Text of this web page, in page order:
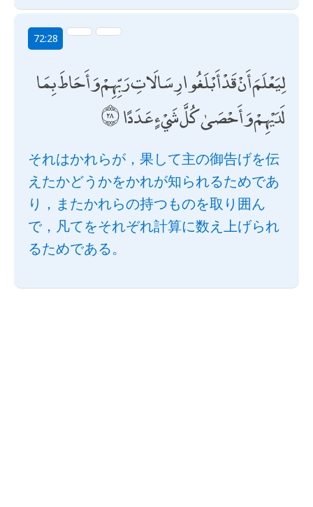
72:28
لِيَعْلَمَ أَنْ قَدْ أَبْلَغُوا رِسَالَاتِ رَبِّهِمْ وَأَحَاطَ بِمَا
لَدَيْهِمْ وَأَحْصَىٰ كُلَّ شَيْءٍ عَدَدًا
それはかれらが，果して主の御告げを伝
えたかどうかをかれが知られるためであ
り，またかれらの持つものを取り囲ん
で，凡てをそれぞれ計算に数え上げられ
るためである。